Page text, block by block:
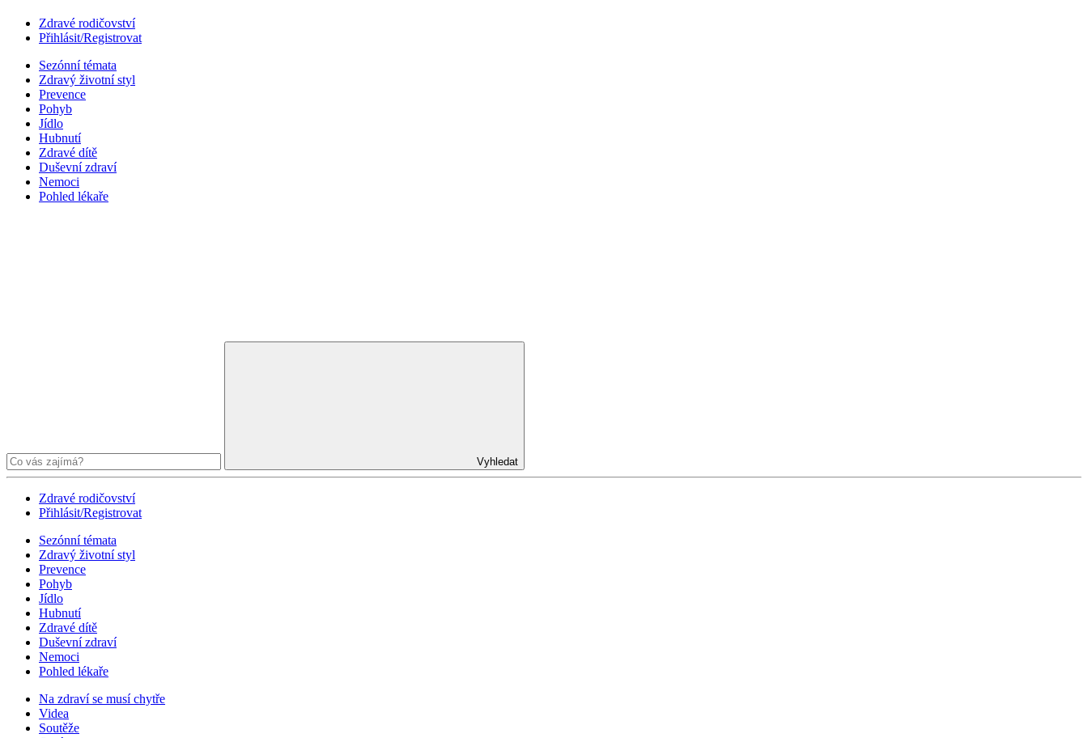
Zdravé rodičovství
Přihlásit/Registrovat
Sezónní témata
Zdravý životní styl
Prevence
Pohyb
Jídlo
Hubnutí
Zdravé dítě
Duševní zdraví
Nemoci
Pohled lékaře
Vyhledat
Zdravé rodičovství
Přihlásit/Registrovat
Sezónní témata
Zdravý životní styl
Prevence
Pohyb
Jídlo
Hubnutí
Zdravé dítě
Duševní zdraví
Nemoci
Pohled lékaře
Na zdraví se musí chytře
Videa
Soutěže